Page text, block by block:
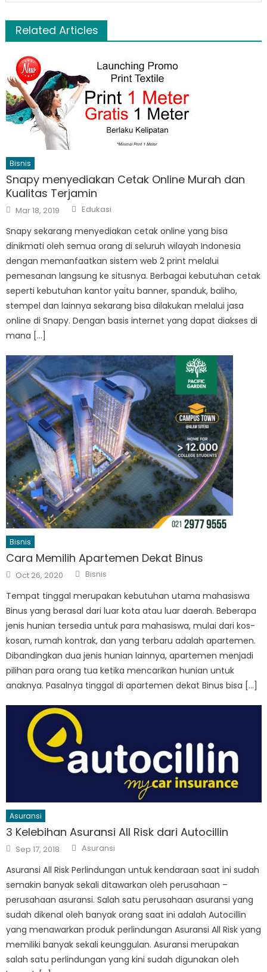
Related Articles
Bisnis
Snapy menyediakan Cetak Online Murah dan
Kualitas Terjamin
Posted
on
Mar 18, 2019 Author
Edukasi
Snapy sekarang menyediakan cetak online yang bisa
dinikmati oleh semua orang di seluruh wilayah Indonesia
dengan memanfaatkan sistem web 2 print melalui
pemesanan langsung ke situsnya. Berbagai kebutuhan cetak
seperti kebutuhan kantor yaitu banner, spanduk, baliho,
stempel dan lainnya sekarang bisa dilakukan melalui jasa
online di Snapy. Dengan basis internet yang dapat diakses di
mana […]
Bisnis
Cara Memilih Apartemen Dekat Binus
Posted
on
Oct 26, 2020 Author
Bisnis
Tempat tinggal merupakan kebutuhan utama mahasiswa
Binus yang berasal dari luar kota atau luar daerah. Beberapa
jenis hunian tersedia untuk para mahasiswa, mulai dari kos-
kosan, rumah kontrak, dan yang terbaru adalah apartemen.
Dibandingkan dua jenis hunian lainnya, apartemen menjadi
pilihan para orang tua ketika mencarikan hunian untuk
anaknya. Pasalnya tinggal di apartemen dekat Binus bisa […]
Asuransi
3 Kelebihan Asuransi All Risk dari Autocillin
Posted
on
Sep 17, 2018 Author
Asuransi
Asuransi All Risk Perlindungan untuk kendaraan saat ini sudah
semakin banyak sekali ditawarkan oleh perusahaan –
perusahaan asuransi. Salah satu perusahaan asuransi yang
sudah dikenal oleh banyak orang saat ini adalah Autocillin
yang menawarkan produk perlindungan Asuransi All Risk yang
memiliki banyak sekali keunggulan. Asuransi merupakan
salah satu perlindungan yang kini sudah digunakan oleh